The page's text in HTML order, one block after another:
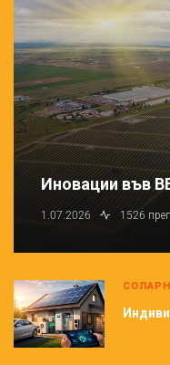
Иновации във
1.07.2026 1526